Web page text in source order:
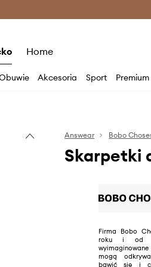
Home
Akcesoria Sport Premium
Answear Bobo
Skarpetki
Firma Bobo
roku i od
mogą
bawić się i